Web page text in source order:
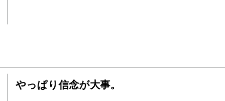
やっぱり信念が大事。